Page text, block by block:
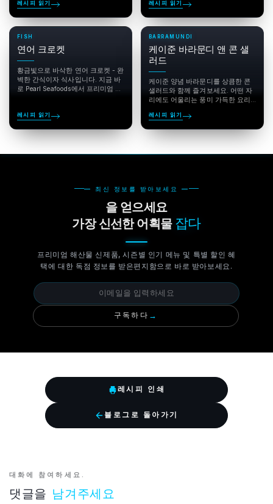
Seafoods에서...
레시피 읽기
미엄 블루아이...
레시피 읽기
FISH
연어 크로켓
황금빛으로 바삭한 연어 크로켓 - 완
벽한 간식이자 식사입니다. 지금 바
로 Pearl Seafoods에서 프리미엄 연
레시피 읽기
BARRAMUNDI
케이준 바라문디 앤 콘 샐
러드
케이준 양념 바라문디를 상큼한 콘
샐러드와 함께 즐겨보세요. 어떤 자
리에도 어울리는 풍미 가득한 요리
엄 바라문디를...
레시피 읽기
— 최신 정보를 받아보세요 —
을 얻으세요
가장 신선한 어획물 잡다
프리미엄 해산물 신제품, 시즌별 인기 메뉴 및 특별 할인 혜
택에 대한 독점 정보를 받은편지함으로 바로 받아보세요.
구독하다 →
레시피 인쇄
블로그로 돌아가기
대화에 참여하세요.
댓글을 남겨주세요